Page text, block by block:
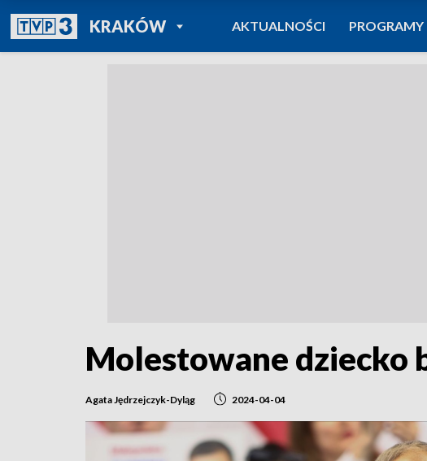
KRAKÓWPOWRÓT DO
TVP REGIONY
AKTUALNOŚCI PROGRAMY
Molestowane dziecko
Agata Jędrzejczyk-Dyląg 2024-04-04